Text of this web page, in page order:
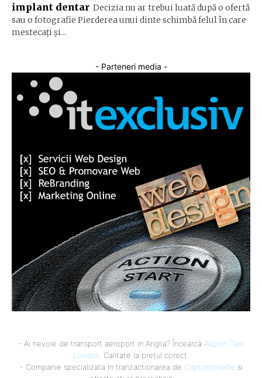
implant dentar Decizia nu ar trebui luată după o ofertă
sau o fotografie Pierderea unui dinte schimbă felul în care
mestecați și...
- Parteneri media -
- Ai nevoie de transport aeroport in Anglia? Încearcă Airport Taxi
London. Calitate la prețul corect.
- Companie specializata in tranzactionarea de Criptomonede si